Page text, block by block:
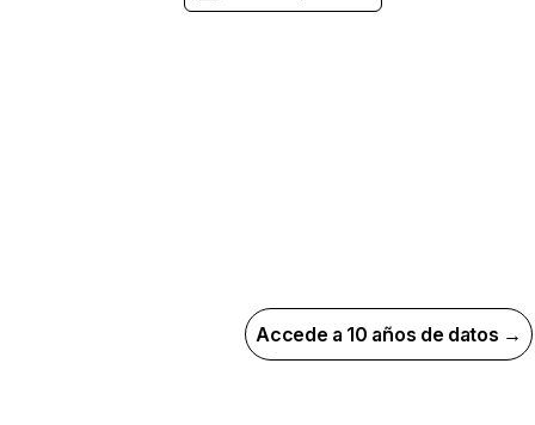
Accede a 10 años de datos →